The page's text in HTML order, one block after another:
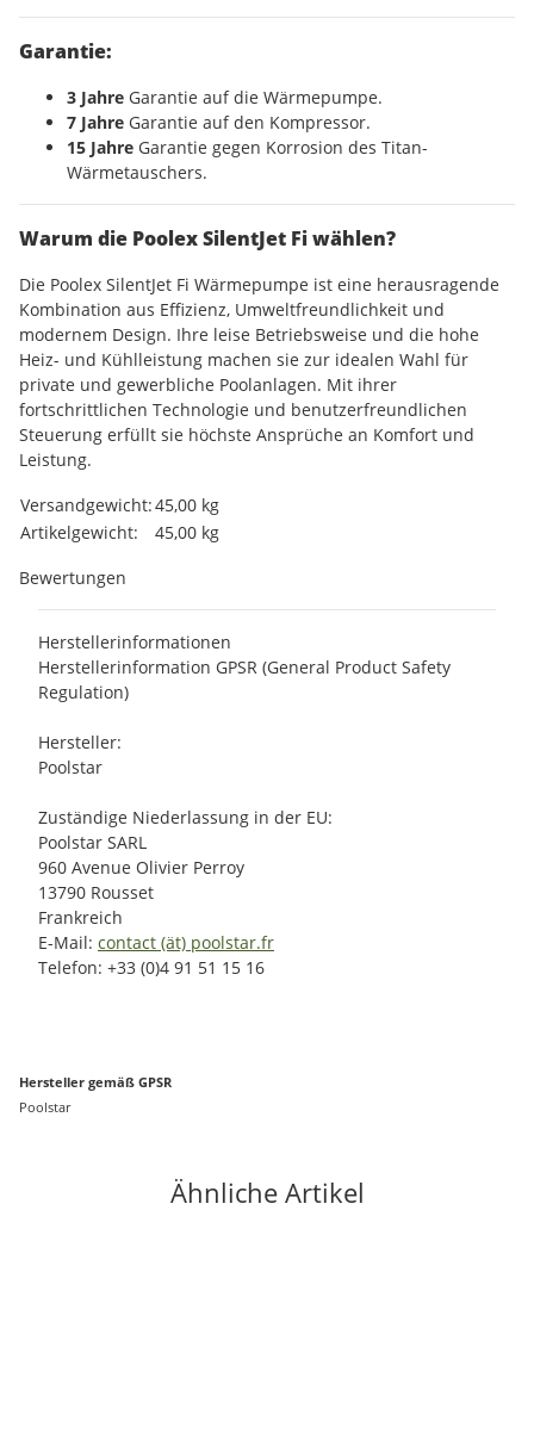
Garantie:
3 Jahre Garantie auf die Wärmepumpe.
7 Jahre Garantie auf den Kompressor.
15 Jahre Garantie gegen Korrosion des Titan-
Wärmetauschers.
Warum die Poolex SilentJet Fi wählen?
Die Poolex SilentJet Fi Wärmepumpe ist eine herausragende
Kombination aus Effizienz, Umweltfreundlichkeit und
modernem Design. Ihre leise Betriebsweise und die hohe
Heiz- und Kühlleistung machen sie zur idealen Wahl für
private und gewerbliche Poolanlagen. Mit ihrer
fortschrittlichen Technologie und benutzerfreundlichen
Steuerung erfüllt sie höchste Ansprüche an Komfort und
Leistung.
Produkteigenschaft
Wert
Versandgewicht:45,00 kg
Artikelgewicht:
45,00 kg
Bewertungen
Herstellerinformationen
Herstellerinformation GPSR (General Product Safety
Regulation)
Hersteller:
Poolstar
Zuständige Niederlassung in der EU:
Poolstar SARL
960 Avenue Olivier Perroy
13790 Rousset
Frankreich
E-Mail: contact (ät) poolstar.fr
Telefon: +33 (0)4 91 51 15 16
Hersteller gemäß GPSR
Poolstar
Ähnliche Artikel